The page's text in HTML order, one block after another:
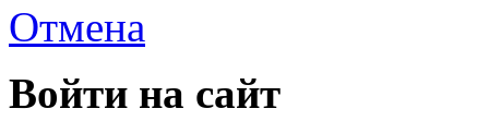
Отмена
Войти на сайт